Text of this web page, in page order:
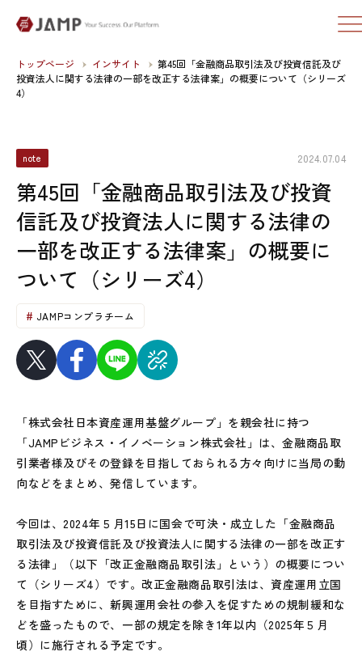
トップページ インサイト
第45回「金融商品取引法及び投資信託及び
投資法人に関する法律の一部を改正する法律案」の概要について（シリーズ
4）
note 2024.07.04
第45回「金融商品取引法及び投資
信託及び投資法人に関する法律の
一部を改正する法律案」の概要に
ついて（シリーズ4）
JAMPコンプラチーム
「株式会社日本資産運用基盤グループ」を親会社に持つ
「JAMPビジネス・イノベーション株式会社」は、金融商品取
引業者様及びその登録を目指しておられる方々向けに当局の動
向などをまとめ、発信しています。
今回は、2024年５月15日に国会で可決・成立した「金融商品
取引法及び投資信託及び投資法人に関する法律の一部を改正す
る法律」（以下「改正金融商品取引法」という）の概要につい
て（シリーズ4）です。改正金融商品取引法は、資産運用立国
を目指すために、新興運用会社の参入を促すための規制緩和な
どを盛ったもので、一部の規定を除き1年以内（2025年５月
頃）に施行される予定です。